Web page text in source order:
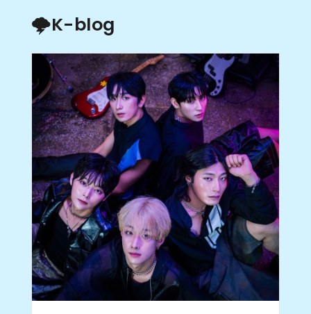
🌩K-blog